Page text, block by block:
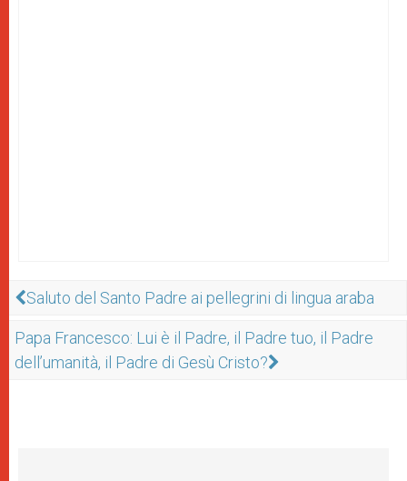
Saluto del Santo Padre ai pellegrini di lingua araba
Papa Francesco: Lui è il Padre, il Padre tuo, il Padre
dell’umanità, il Padre di Gesù Cristo?